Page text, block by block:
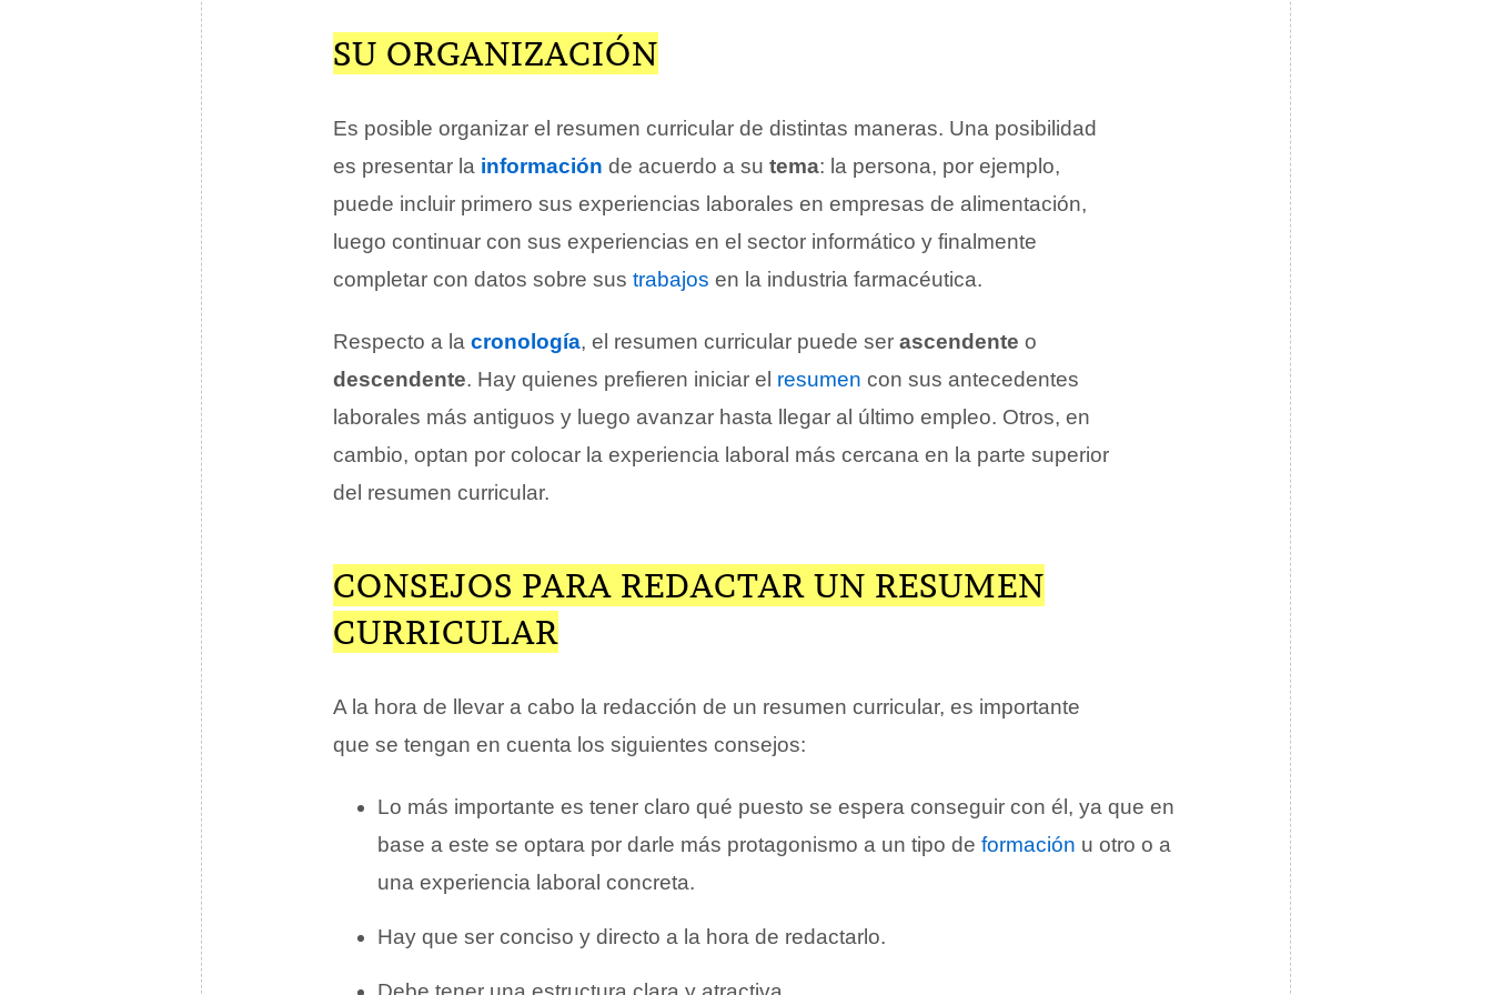
SU ORGANIZACIÓN
Es posible organizar el resumen curricular de distintas maneras. Una posibilidad
es presentar la información de acuerdo a su tema: la persona, por ejemplo,
puede incluir primero sus experiencias laborales en empresas de alimentación,
luego continuar con sus experiencias en el sector informático y finalmente
completar con datos sobre sus trabajos en la industria farmacéutica.
Respecto a la cronología, el resumen curricular puede ser ascendente o
descendente. Hay quienes prefieren iniciar el resumen con sus antecedentes
laborales más antiguos y luego avanzar hasta llegar al último empleo. Otros, en
cambio, optan por colocar la experiencia laboral más cercana en la parte superior
del resumen curricular.
CONSEJOS PARA REDACTAR UN RESUMEN
CURRICULAR
A la hora de llevar a cabo la redacción de un resumen curricular, es importante
que se tengan en cuenta los siguientes consejos:
Lo más importante es tener claro qué puesto se espera conseguir con él, ya que en
base a este se optara por darle más protagonismo a un tipo de formación u otro o a
una experiencia laboral concreta.
Hay que ser conciso y directo a la hora de redactarlo.